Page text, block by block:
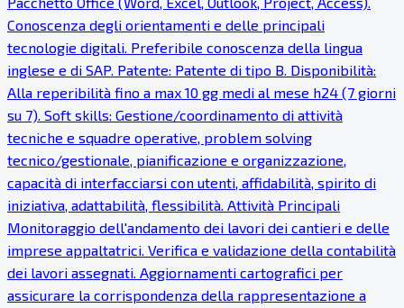
Conoscenza degli orientamenti e delle principali
tecnologie digitali. Preferibile conoscenza della lingua
inglese e di SAP. Patente: Patente di tipo B. Disponibilità:
Alla reperibilità fino a max 10 gg medi al mese h24 (7 giorni
su 7). Soft skills: Gestione/coordinamento di attività
tecniche e squadre operative, problem solving
tecnico/gestionale, pianificazione e organizzazione,
capacità di interfacciarsi con utenti, affidabilità, spirito di
iniziativa, adattabilità, flessibilità. Attività Principali
Monitoraggio dell'andamento dei lavori dei cantieri e delle
imprese appaltatrici. Verifica e validazione della contabilità
dei lavori assegnati. Aggiornamenti cartografici per
assicurare la corrispondenza della rappresentazione a